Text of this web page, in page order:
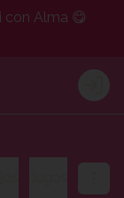
con Alma 😋